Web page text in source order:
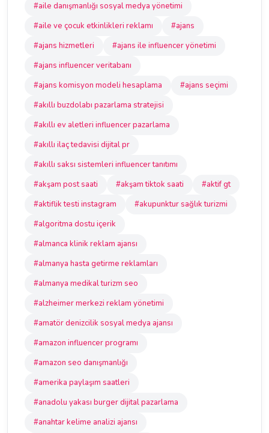
#aile danışmanlığı sosyal medya yönetimi
#aile ve çocuk etkinlikleri reklamı
#ajans
#ajans hizmetleri
#ajans ile influencer yönetimi
#ajans influencer veritabanı
#ajans komisyon modeli hesaplama
#ajans seçimi
#akıllı buzdolabı pazarlama stratejisi
#akıllı ev aletleri influencer pazarlama
#akıllı ilaç tedavisi dijital pr
#akıllı saksı sistemleri influencer tanıtımı
#akşam post saati
#akşam tiktok saati
#aktif gt
#aktiflik testi instagram
#akupunktur sağlık turizmi
#algoritma dostu içerik
#almanca klinik reklam ajansı
#almanya hasta getirme reklamları
#almanya medikal turizm seo
#alzheimer merkezi reklam yönetimi
#amatör denizcilik sosyal medya ajansı
#amazon influencer programı
#amazon seo danışmanlığı
#amerika paylaşım saatleri
#anadolu yakası burger dijital pazarlama
#anahtar kelime analizi ajansı